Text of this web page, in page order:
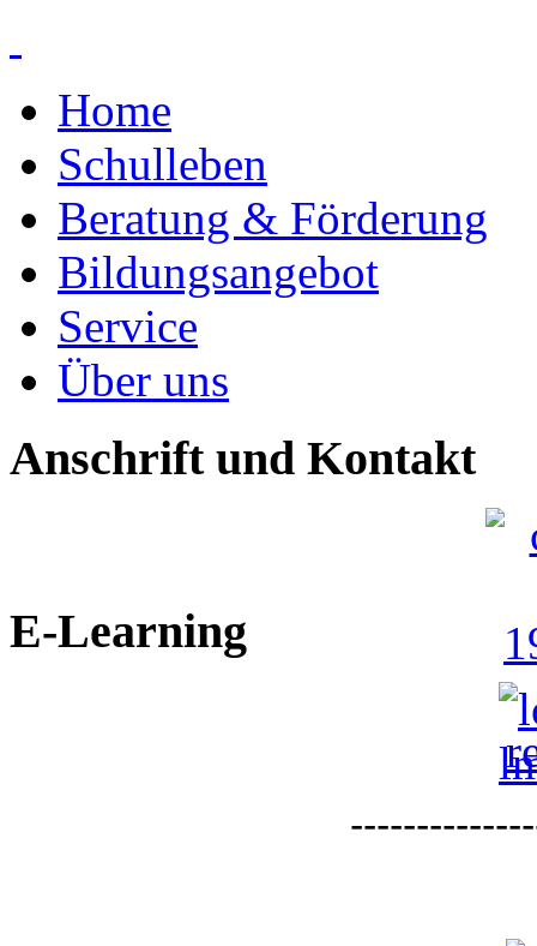
Home
Schulleben
Beratung & Förderung
Bildungsangebot
Service
Über uns
Anschrift und Kontakt
E-Learning